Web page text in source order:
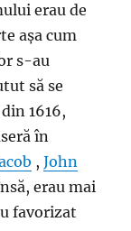
erau de
așa cum
s-au
să se
1616,
în
,John
erau mai
favorizat